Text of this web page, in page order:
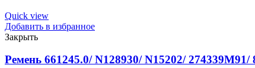
INDFORCE
quantity
Quick view
Добавить в избранное
Закрыть
Ремень 661245.0/ N128930/ N15202/